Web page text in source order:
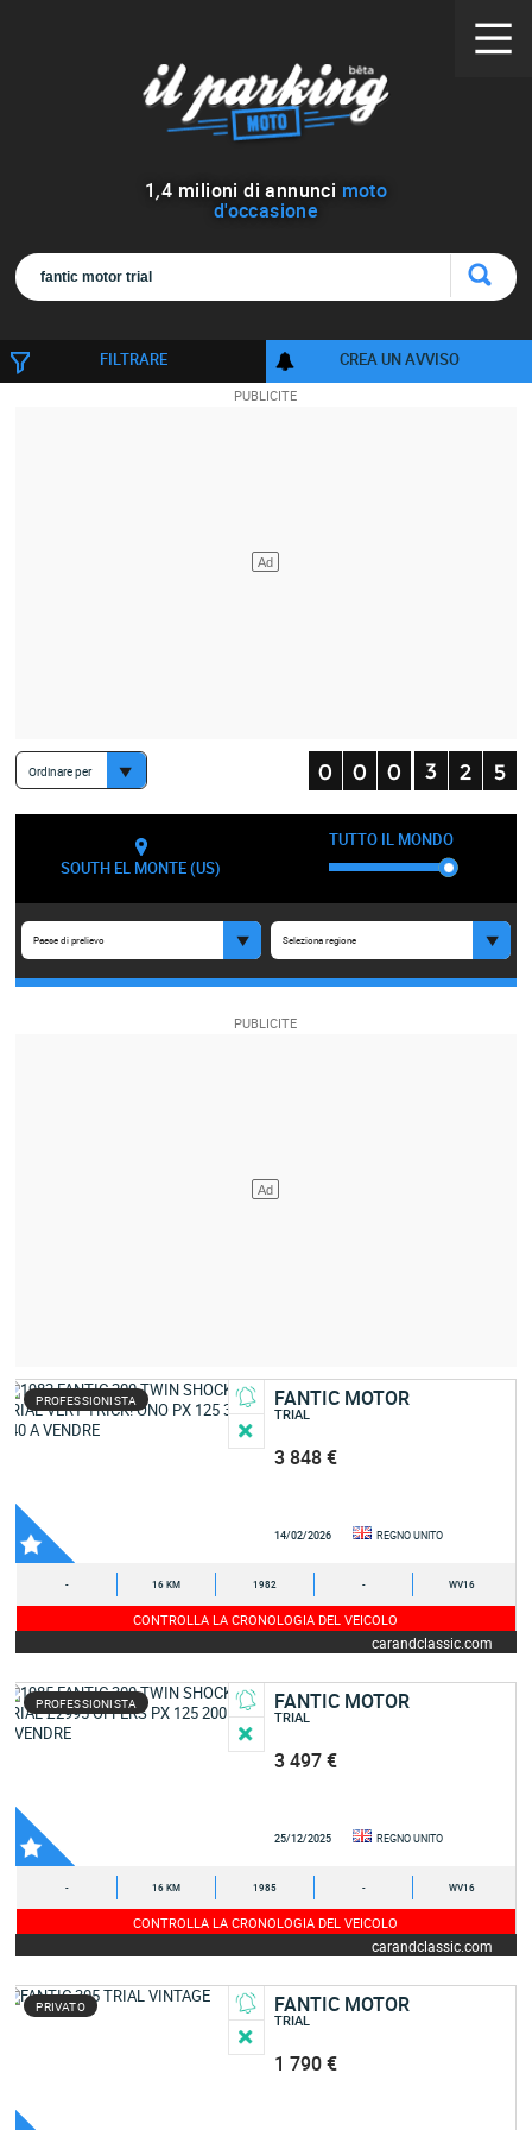
1,4 milioni di annunci moto
d'occasione
FILTRARE CREA UN AVVISO
Ordinare per
SOUTH EL MONTE (US)
TUTTO IL MONDO
Paese di prelievo Seleziona regione
PROFESSIONISTA FANTIC MOTOR
TRIAL
3 848 €
14/02/2026 REGNO UNITO
- 16 KM 1982 - WV16
CONTROLLA LA CRONOLOGIA DEL VEICOLO
carandclassic.com
PROFESSIONISTA FANTIC MOTOR
TRIAL
3 497 €
25/12/2025 REGNO UNITO
- 16 KM 1985 - WV16
CONTROLLA LA CRONOLOGIA DEL VEICOLO
carandclassic.com
PRIVATO FANTIC MOTOR
TRIAL
1 790 €